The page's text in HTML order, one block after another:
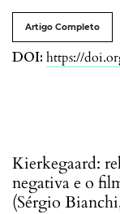
Artigo Completo
DOI: https://
Kierkegaard:
negativa e o
(Sérgio